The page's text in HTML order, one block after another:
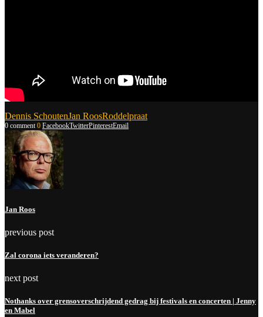
Dennis SchoutenJan RoosRoddelpraat
0 comment 0 FacebookTwitterPinterestEmail
Jan Roos
previous post
Zal corona iets veranderen?
next post
Nothanks over grensoverschrijdend gedrag bij festivals en concerten | Jenny
en Mabel